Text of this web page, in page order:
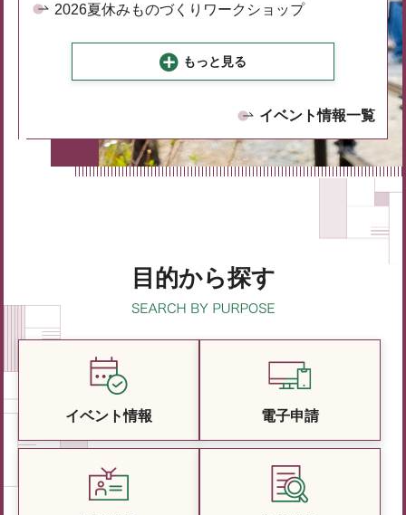
2026夏休みものづくりワークショップ
もっと見る
イベント情報一覧
目的から探す
イベント情報 電子申請